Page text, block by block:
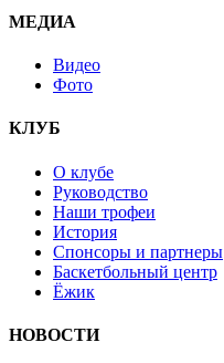
МЕДИА
Видео
Фото
КЛУБ
О клубе
Руководство
Наши трофеи
История
Спонсоры и партнеры
Баскетбольный центр
Ёжик
НОВОСТИ